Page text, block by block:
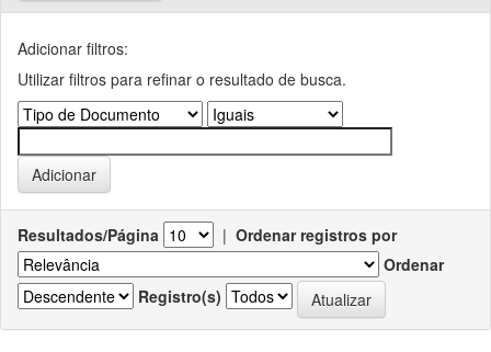
Adicionar filtros:
Utilizar filtros para refinar o resultado de busca.
Resultados/Página | Ordenar registros por
Ordenar
Registro(s)